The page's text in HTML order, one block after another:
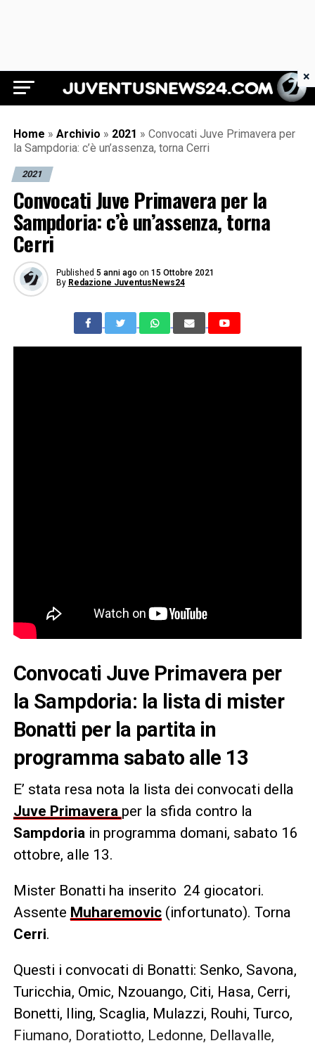
Juventus News 24
Home » Archivio » 2021 » Convocati Juve Primavera per
la Sampdoria: c’è un’assenza, torna Cerri
2021
Convocati Juve Primavera per la
Sampdoria: c’è un’assenza, torna
Cerri
Published 5 anni ago on 15 Ottobre 2021
By Redazione JuventusNews24
Convocati Juve Primavera per
la Sampdoria: la lista di mister
Bonatti per la partita in
programma sabato alle 13
E’ stata resa nota la lista dei convocati della
Juve Primavera per la sfida contro la
Sampdoriain programma domani, sabato 16
ottobre, alle 13.
Mister Bonatti ha inserito 24 giocatori.
Assente Muharemovic(infortunato). Torna
Cerri.
Questi i convocati di Bonatti: Senko, Savona,
Turicchia, Omic, Nzouango, Citi, Hasa, Cerri,
Bonetti, Iling, Scaglia, Mulazzi, Rouhi, Turco,
Fiumano, Doratiotto, Ledonne, Dellavalle,
×